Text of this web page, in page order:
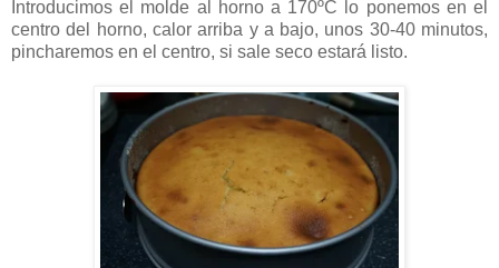
Introducimos el molde al horno a 170ºC lo ponemos en el
centro del horno, calor arriba y a bajo, unos 30-40 minutos,
pincharemos en el centro, si sale seco estará listo.